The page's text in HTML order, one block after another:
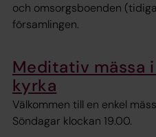
och omsorgsboenden
församlingen.
Meditativ mässa
kyrka
Välkommen till en enkel
Söndagar klockan 19.00.